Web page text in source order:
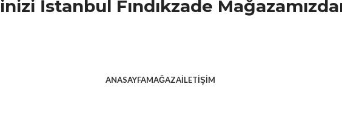
İstanbul Fındıkzade
ANASAYFAMAĞAZAİLETIŞIM